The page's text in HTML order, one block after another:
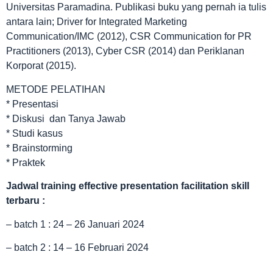
Universitas Paramadina. Publikasi buku yang pernah ia tulis
antara lain; Driver for Integrated Marketing
Communication/IMC (2012), CSR Communication for PR
Practitioners (2013), Cyber CSR (2014) dan Periklanan
Korporat (2015).
METODE PELATIHAN
* Presentasi
* Diskusi dan Tanya Jawab
* Studi kasus
* Brainstorming
* Praktek
Jadwal training effective presentation facilitation skill
terbaru :
– batch 1 : 24 – 26 Januari 2024
– batch 2 : 14 – 16 Februari 2024